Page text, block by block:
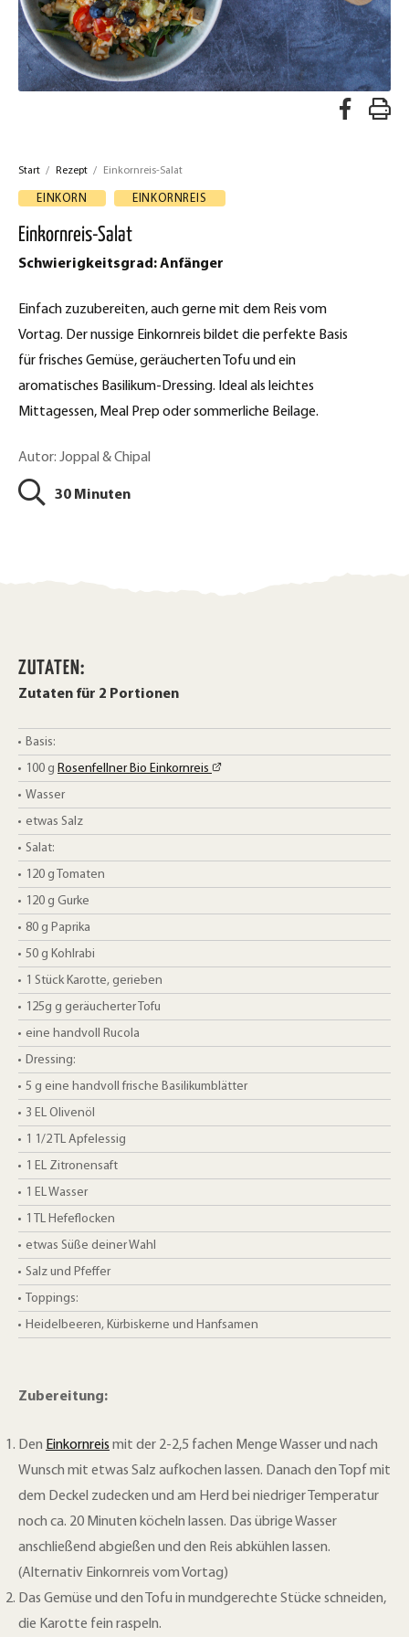
R
Start / Rezept / Einkornreis-Salat
EINKORN EINKORNREIS
Einkornreis-Salat
Schwierigkeitsgrad: Anfänger
Einfach zuzubereiten, auch gerne mit dem Reis vom
Vortag. Der nussige Einkornreis bildet die perfekte Basis
für frisches Gemüse, geräucherten Tofu und ein
aromatisches Basilikum-Dressing. Ideal als leichtes
Mittagessen, Meal Prep oder sommerliche Beilage.
Autor: Joppal & Chipal
30 Minuten
ZUTATEN:
Zutaten für 2 Portionen
Basis:
100 g Rosenfellner Bio Einkornreis
Wasser
etwas Salz
Salat:
120 g Tomaten
120 g Gurke
80 g Paprika
50 g Kohlrabi
1 Stück Karotte, gerieben
125g g geräucherter Tofu
eine handvoll Rucola
Dressing:
5 g eine handvoll frische Basilikumblätter
3 EL Olivenöl
1 1/2
TL Apfelessig
1 EL Zitronensaft
1 ELWasser
1
TL Hefeflocken
etwas Süße deiner Wahl
Salz und Pfeffer
Toppings:
Heidelbeeren, Kürbiskerne und Hanfsamen
Zubereitung:
Den Einkornreis mit der 2-2,5 fachen Menge Wasser und nach
Wunsch mit etwas Salz aufkochen lassen. Danach den Topf mit
dem Deckel zudecken und am Herd bei niedriger Temperatur
noch ca. 20 Minuten köcheln lassen. Das übrige Wasser
anschließend abgießen und den Reis abkühlen lassen.
(Alternativ Einkornreis vom Vortag)
Das Gemüse und den Tofu in mundgerechte Stücke schneiden,
die Karotte fein raspeln.